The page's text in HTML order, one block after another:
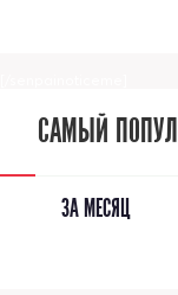
САМЫЙ ПОПУЛ
ЗА МЕСЯЦ